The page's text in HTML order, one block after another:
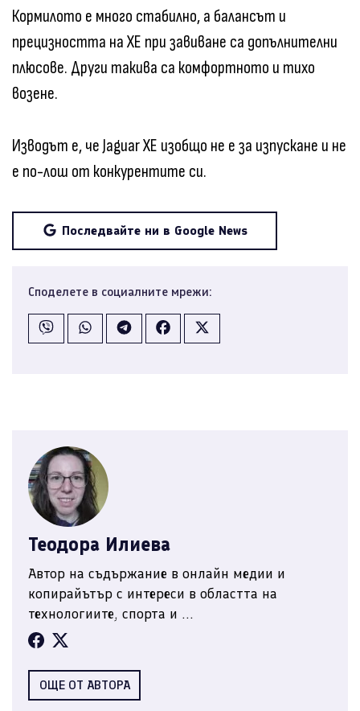
Кормилото е много стабилно, а балансът и
прецизността на XE при завиване са допълнителни
плюсове. Други такива са комфортното и тихо
возене.
Изводът е, че Jaguar XE изобщо не е за изпускане и не
е по-лош от конкурентите си.
Последвайте ни в Google News
Споделете в социалните мрежи:
Теодора Илиева
Автор на съдържание в онлайн медии и
копирайътър с интереси в областта на
технологиите, спорта и ...
ОЩЕ ОТ АВТОРА